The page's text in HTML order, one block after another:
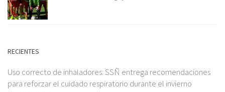
RECIENTES
Uso correcto de inhaladores: SSÑ entrega recomendaciones
para reforzar el cuidado respiratorio durante el invierno